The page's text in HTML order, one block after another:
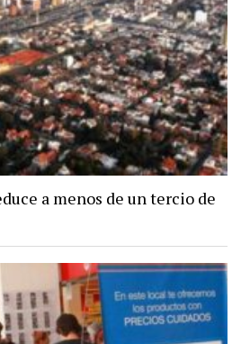
a menos de un tercio de